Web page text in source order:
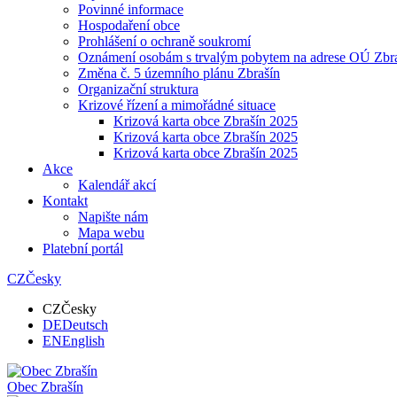
Povinné informace
Hospodaření obce
Prohlášení o ochraně soukromí
Oznámení osobám s trvalým pobytem na adrese OÚ
Změna č. 5 územního plánu Zbrašín
Organizační struktura
Krizové řízení a mimořádné situace
Krizová karta obce Zbrašín 2025
Krizová karta obce Zbrašín 2025
Krizová karta obce Zbrašín 2025
Akce
Kalendář akcí
Kontakt
Napište nám
Mapa webu
Platební portál
CZČesky
CZČesky
DEDeutsch
ENEnglish
Obec Zbrašín